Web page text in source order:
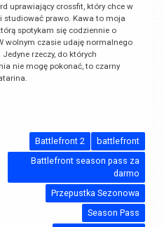
uprawiający crossfit, który chce w
studiować prawo. Kawa to moja
spotykam się codziennie o
wolnym czasie udaję normalnego
Jedyne rzeczy, do których
nie mogę pokonać, to czarny
battlefront
Battlefront 2
Battlefront season pass za
darmo
Przepustka Sezonowa
Season Pass